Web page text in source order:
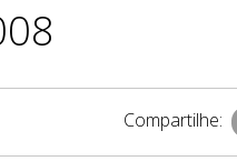
Compartilhe: